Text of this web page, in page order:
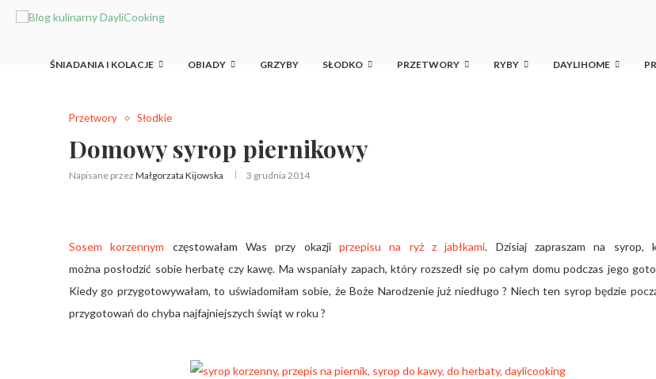
ŚNIADANIA I KOLACJE OBIADY GRZYBY SŁODKO PRZETWORY RYBY DAYLIHOME
Przetwory Słodkie
Domowy syrop piernikowy
Napisane przez Małgorzata Kijowska 3 grudnia 2014
Sosem korzennym częstowałam Was przy okazjiprzepisu na ryż z jabłkami. Dzisiaj zapraszam na syrop,
można posłodzić sobie herbatę czy kawę. Ma wspaniały zapach, który rozszedł się po całym domu podczas jego
Kiedy go przygotowywałam, to uświadomiłam sobie, że Boże Narodzenie już niedługo ? Niech ten syrop będzie
przygotowań do chyba najfajniejszych świąt w roku ?